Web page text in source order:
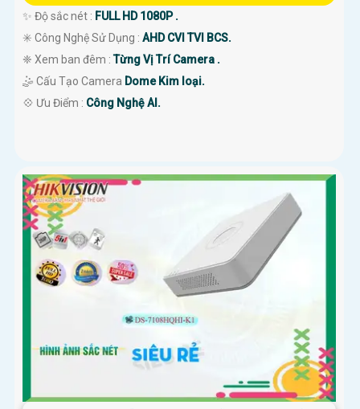
✨ Độ sắc nét : FULL HD 1080P .
✳️ Công Nghệ Sử Dụng : AHD CVI TVI BCS.
❈ Xem ban đêm :Từng Vị Trí Camera .
🤹 Cấu Tạo Camera Dome Kim loại.
️💠 Ưu Điểm : Công Nghệ AI.